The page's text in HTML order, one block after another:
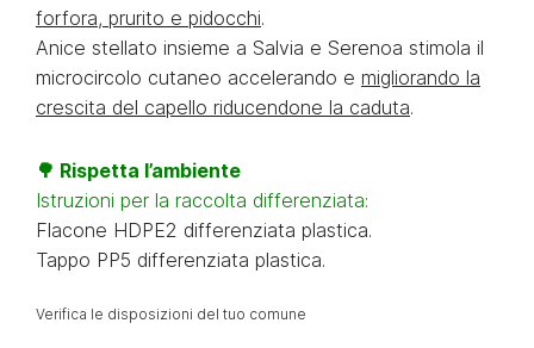
forfora, prurito e pidocchi.
Anice stellato insieme a Salvia e Serenoa stimola il
microcircolo cutaneo accelerando e migliorando la
crescita del capello riducendone la caduta.
🌳 Rispetta l’ambiente
Istruzioni per la raccolta differenziata:
Flacone HDPE2 differenziata plastica.
Tappo PP5 differenziata plastica.
Verifica le disposizioni del tuo comune